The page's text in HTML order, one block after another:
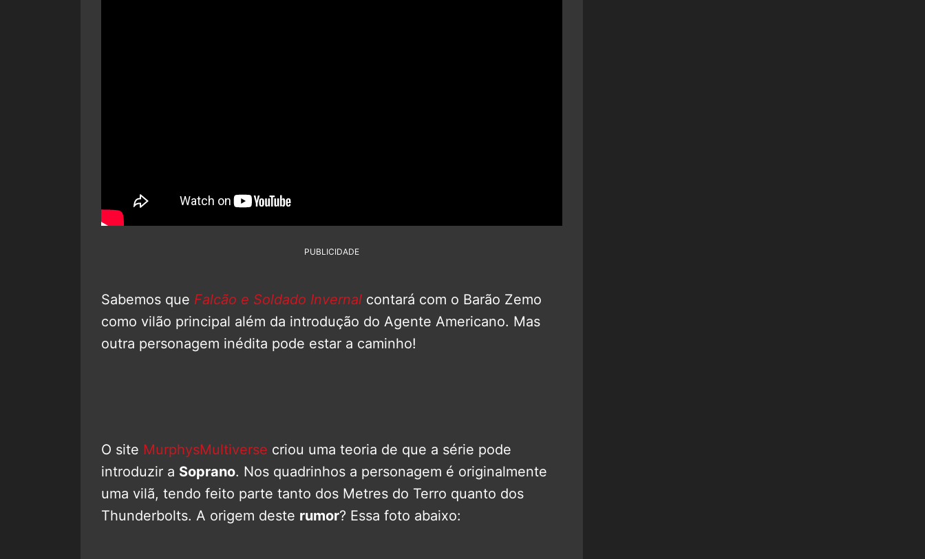
PUBLICIDADE
Sabemos que Falcão e Soldado Invernal contará com o Barão Zemo
como vilão principal além da introdução do Agente Americano. Mas
outra personagem inédita pode estar a caminho!
O site MurphysMultiverse criou uma teoria de que a série pode
introduzir a Soprano. Nos quadrinhos a personagem é originalmente
uma vilã, tendo feito parte tanto dos Metres do Terro quanto dos
Thunderbolts. A origem deste rumor? Essa foto abaixo: